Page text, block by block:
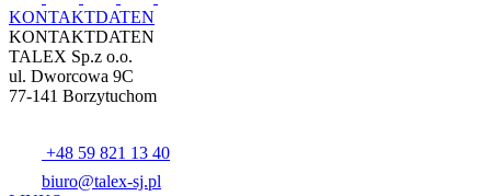
KONTAKTDATEN
KONTAKTDATEN
TALEX Sp.z o.o.
ul. Dworcowa 9C
77-141 Borzytuchom
+48 59 821 13 40
biuro@talex-sj.pl